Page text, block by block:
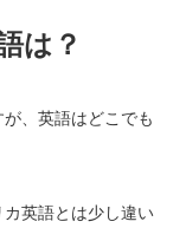
は？
、英語はどこでも
英語とは少し違い